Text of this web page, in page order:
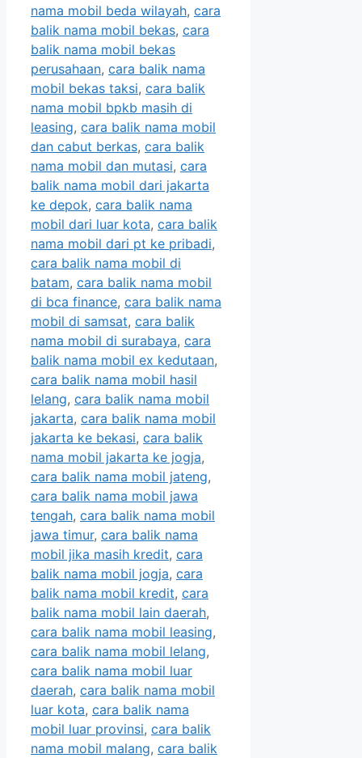
nama mobil beda wilayah, cara
balik nama mobil bekas, cara
balik nama mobil bekas
perusahaan, cara balik nama
mobil bekas taksi, cara balik
nama mobil bpkb masih di
leasing, cara balik nama mobil
dan cabut berkas, cara balik
nama mobil dan mutasi, cara
balik nama mobil dari jakarta
ke depok, cara balik nama
mobil dari luar kota, cara balik
nama mobil dari pt ke pribadi,
cara balik nama mobil di
batam, cara balik nama mobil
di bca finance, cara balik nama
mobil di samsat, cara balik
nama mobil di surabaya, cara
balik nama mobil ex kedutaan,
cara balik nama mobil hasil
lelang, cara balik nama mobil
jakarta, cara balik nama mobil
jakarta ke bekasi, cara balik
nama mobil jakarta ke jogja,
cara balik nama mobil jateng,
cara balik nama mobil jawa
tengah, cara balik nama mobil
jawa timur, cara balik nama
mobil jika masih kredit, cara
balik nama mobil jogja, cara
balik nama mobil kredit, cara
balik nama mobil lain daerah,
cara balik nama mobil leasing,
cara balik nama mobil lelang,
cara balik nama mobil luar
daerah, cara balik nama mobil
luar kota, cara balik nama
mobil luar provinsi, cara balik
nama mobil malang, cara balik